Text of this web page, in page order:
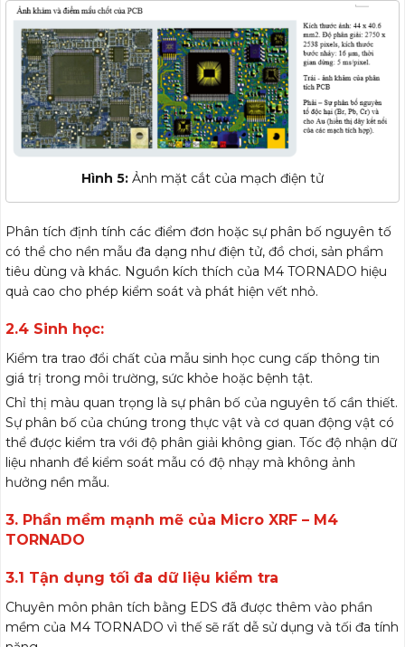
Hình 5: Ảnh mặt cắt của mạch điện tử
Phân tích định tính các điểm đơn hoặc sự phân bố nguyên tố
có thể cho nền mẫu đa dạng như điện tử, đồ chơi, sản phẩm
tiêu dùng và khác. Nguồn kích thích của M4 TORNADO hiệu
quả cao cho phép kiểm soát và phát hiện vết nhỏ.
2.4 Sinh học:
Kiểm tra trao đổi chất của mẫu sinh học cung cấp thông tin
giá trị trong môi trường, sức khỏe hoặc bệnh tật.
Chỉ thị màu quan trọng là sự phân bố của nguyên tố cần thiết.
Sự phân bố của chúng trong thực vật và cơ quan động vật có
thể được kiểm tra với độ phân giải không gian. Tốc độ nhận dữ
liệu nhanh để kiểm soát mẫu có độ nhạy mà không ảnh
hưởng nền mẫu.
3. Phần mềm mạnh mẽ của Micro XRF – M4
TORNADO
3.1 Tận dụng tối đa dữ liệu kiểm tra
Chuyên môn phân tích bằng EDS đã được thêm vào phần
mềm của M4 TORNADO vì thế sẽ rất dễ sử dụng và tối đa tính